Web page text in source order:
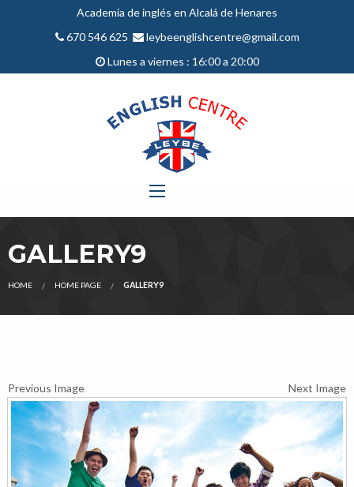
Academia de inglés en Alcalá de Henares
670 546 625
leybeenglishcentre@gmail.com
Lunes a viernes : 16:00 a 20:00
GALLERY9
HOME HOME PAGE GALLERY9
Previous Image Next Image